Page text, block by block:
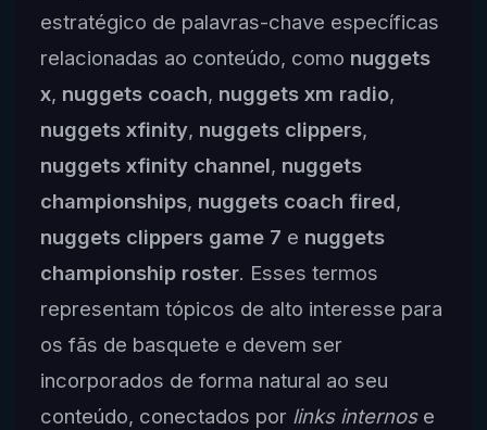
estratégico de palavras-chave específicas
relacionadas ao conteúdo, como nuggets
x, nuggets coach, nuggets xm radio,
nuggets xfinity, nuggets clippers,
nuggets xfinity channel, nuggets
championships, nuggets coach fired,
nuggets clippers game 7 e nuggets
championship roster. Esses termos
representam tópicos de alto interesse para
os fãs de basquete e devem ser
incorporados de forma natural ao seu
conteúdo, conectados por links internose